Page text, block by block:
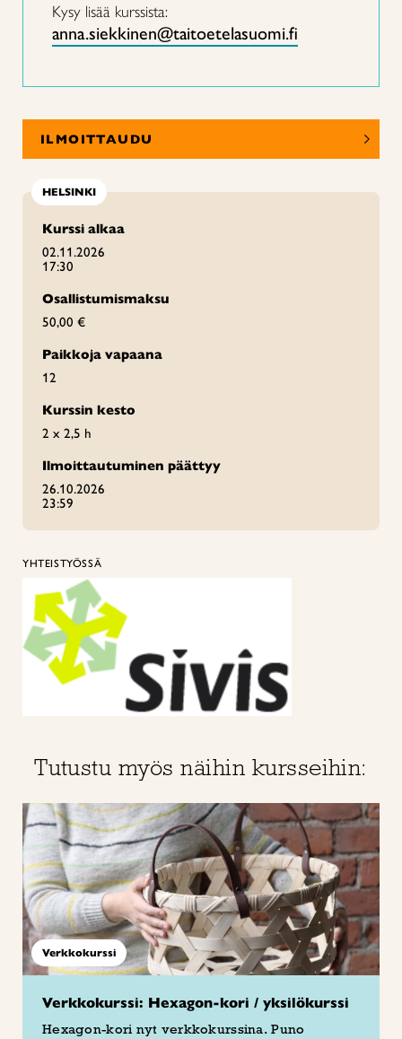
Kysy lisää kurssista:
anna.siekkinen@taitoetelasuomi.fi
ILMOITTAUDU
HELSINKI
Kurssi alkaa
02.11.2026
17:30
Osallistumismaksu
50,00 €
Paikkoja vapaana
12
Kurssin kesto
2 x 2,5 h
Ilmoittautuminen päättyy
26.10.2026
23:59
YHTEISTYÖSSÄ
Tutustu myös näihin kursseihin:
Verkkokurssi
Verkkokurssi: Hexagon-kori / yksilökurssi
Hexagon-kori nyt verkkokurssina. Puno